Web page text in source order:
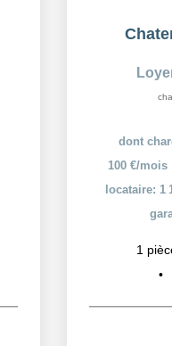
dont
100 €/mois
locataire: 1
1